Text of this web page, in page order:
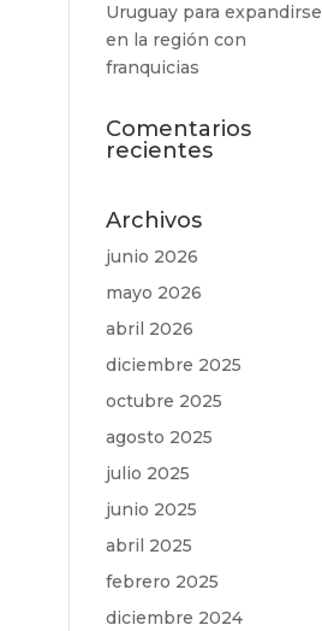
Uruguay para expandirse
en la región con
franquicias
Comentarios
recientes
Archivos
junio 2026
mayo 2026
abril 2026
diciembre 2025
octubre 2025
agosto 2025
julio 2025
junio 2025
abril 2025
febrero 2025
diciembre 2024